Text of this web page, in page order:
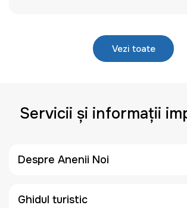
Vezi toate
Servicii și informații
Despre Anenii Noi
Ghidul turistic